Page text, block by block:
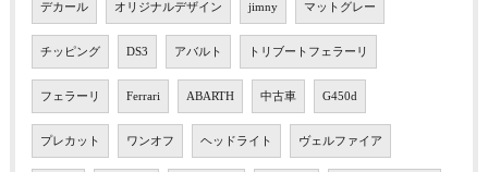
デカール オリジナルデザイン jimny マットグレー
チッピング DS3 アバルト トリブートフェラーリ
フェラーリ Ferrari ABARTH 中古車 G450d
プレカット ワンオフ ヘッドライト ヴェルファイア